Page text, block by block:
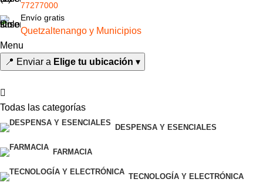
77277000
Envío gratis
Quetzaltenango y Municipios
Menu
📍 Enviar a Elige tu ubicación ▾
Todas las categorías
DESPENSA Y ESENCIALES
FARMACIA
TECNOLOGÍA Y ELECTRÓNICA